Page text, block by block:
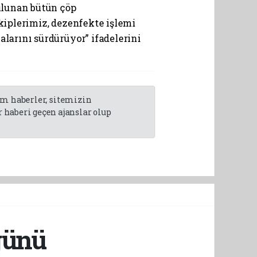
bütün çöp
dezenfekte işlemi
sürdürüyor” ifadelerini
haberler, sitemizin
geçen ajanslar olup